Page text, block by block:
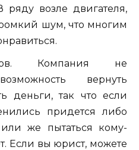
ряду возле двигателя,
шум, что многим
Компания не
вернуть
деньги, так что если
придется либо
же пытаться кому-
Если вы юрист, можете